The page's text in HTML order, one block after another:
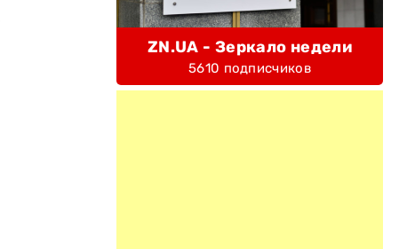
ZN.UA - Зеркало недели
5610 подписчиков